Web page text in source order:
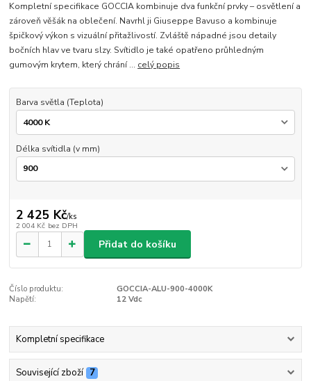
Kompletní specifikace GOCCIA kombinuje dva funkční prvky – osvětlení a
zároveň věšák na oblečení. Navrhl ji Giuseppe Bavuso a kombinuje
špičkový výkon s vizuální přitažlivostí. Zvláště nápadné jsou detaily
bočních hlav ve tvaru slzy. Svítidlo je také opatřeno průhledným
gumovým krytem, který chrání ... celý popis
Barva světla (Teplota)
Délka svítidla (v mm)
2 425 Kč/ks
2 004 Kč bez DPH
Přidat do košíku
Číslo produktu:
GOCCIA-ALU-900-4000K
Napětí:
12 Vdc
Kompletní specifikace
Související zboží 7